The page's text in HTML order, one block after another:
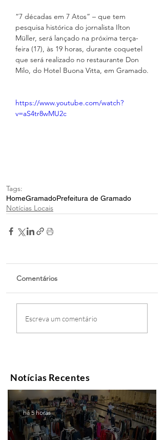
“7 décadas em 7 Atos” – que tem
pesquisa histórica do jornalista Ilton
Müller, será lançado na próxima terça-
feira (17), às 19 horas, durante coquetel
que será realizado no restaurante Don
Milo, do Hotel Buona Vitta, em Gramado.
https://www.youtube.com/watch?
v=aS4tr8wMU2c
Tags:
HomeGramadoPrefeitura de Gramado
Notícias Locais
Comentários
Escreva um comentário
Notícias Recentes
há 5 horas